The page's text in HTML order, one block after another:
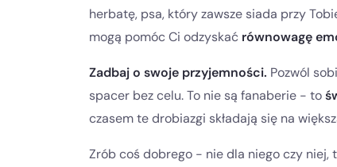
herbatę, psa, który zawsze siada przy
mogą pomóc Ci odzyskać równowagę
Zadbaj o swoje przyjemności. Pozwól
spacer bez celu. To nie są fanaberie - to
czasem te drobiazgi składają się na
Zrób coś dobrego - nie dla niego czy niej,